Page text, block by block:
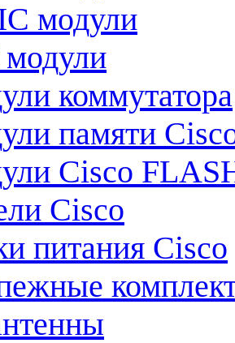
модули
коммутатора
памяти
Cisco
Cisco
питания Cisco